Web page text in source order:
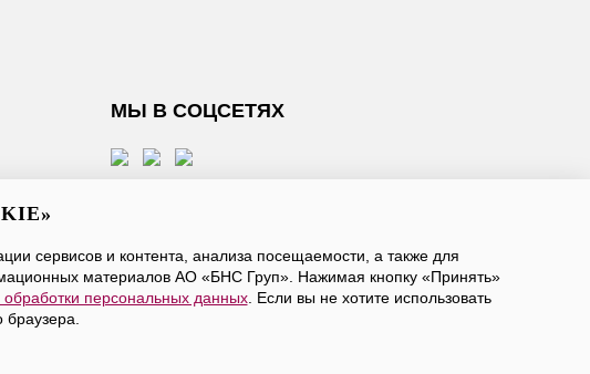
МЫ В СОЦСЕТЯХ
оферты, даетесогласие на обработку персональных данных
Доставка в ограниченное количество городов России.
сервисов и контента, анализа посещаемости, а также для
материалов АО «БНС Груп». Нажимая кнопку «Принять»
обработки персональных данных. Если вы не хотите использовать